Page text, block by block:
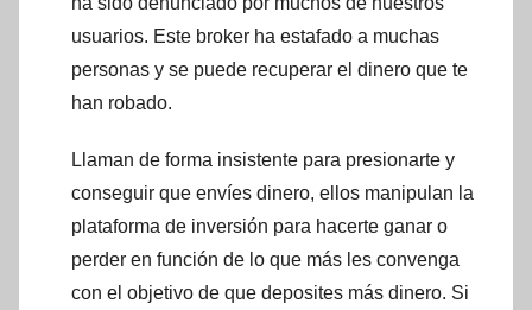
usuarios. Este broker ha estafado a muchas
personas y se puede recuperar el dinero que te
han robado.
Llaman de forma insistente para presionarte y
conseguir que envíes dinero, ellos manipulan la
plataforma de inversión para hacerte ganar o
perder en función de lo que más les convenga
con el objetivo de que deposites más dinero. Si